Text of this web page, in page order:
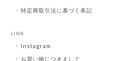
特定商取引法に基づく表記
LINK
Instagram
お買い物につきまして